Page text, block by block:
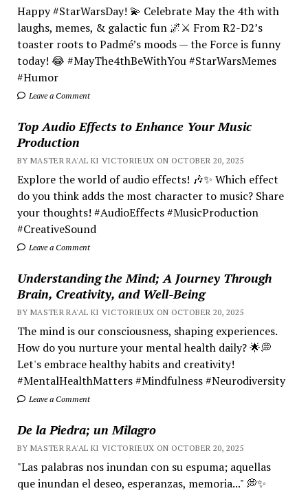
Happy #StarWarsDay! 💫 Celebrate May the 4th with
laughs, memes, & galactic fun 🌌⚔️ From R2-D2’s
toaster roots to Padmé’s moods — the Force is funny
today! 😂 #MayThe4thBeWithYou #StarWarsMemes
#Humor
Leave a Comment
Top Audio Effects to Enhance Your Music
Production
BY MASTER RA'AL KI VICTORIEUX ON OCTOBER 20, 2025
Explore the world of audio effects! 🎶✨ Which effect
do you think adds the most character to music? Share
your thoughts! #AudioEffects #MusicProduction
#CreativeSound
Leave a Comment
Understanding the Mind; A Journey Through
Brain, Creativity, and Well-Being
BY MASTER RA'AL KI VICTORIEUX ON OCTOBER 20, 2025
The mind is our consciousness, shaping experiences.
How do you nurture your mental health daily? 🌟💭
Let's embrace healthy habits and creativity!
#MentalHealthMatters #Mindfulness #Neurodiversity
Leave a Comment
De la Piedra; un Milagro
BY MASTER RA'AL KI VICTORIEUX ON OCTOBER 20, 2025
"Las palabras nos inundan con su espuma; aquellas
que inundan el deseo, esperanzas, memoria..." 💭✨